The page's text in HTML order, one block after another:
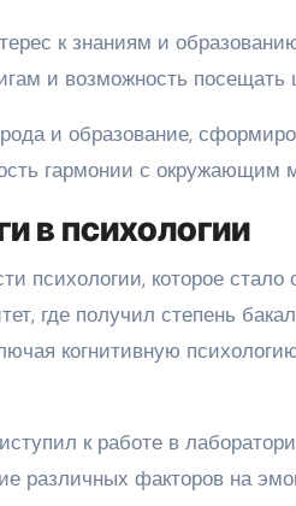
к знаниям и
и возможность
и образование,
гармонии с окружающим
в психологии
психологии, которое
где получил степень
когнитивную
к работе в
различных факторов на